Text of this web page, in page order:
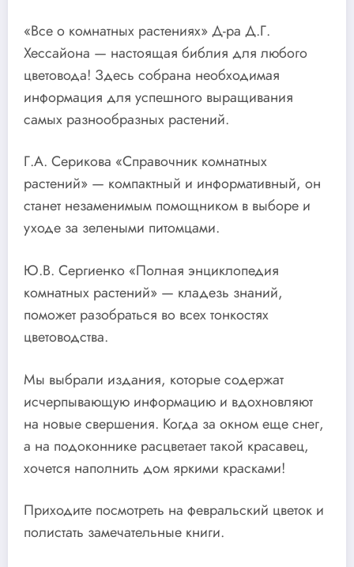
«Все о комнатных растениях» Д-ра Д.Г.
Хессайона — настоящая библия для любого
цветовода! Здесь собрана необходимая
информация для успешного выращивания
самых разнообразных растений.
Г.А. Серикова «Справочник комнатных
растений» — компактный и информативный, он
станет незаменимым помощником в выборе и
уходе за зелеными питомцами.
Ю.В. Сергиенко «Полная энциклопедия
комнатных растений» — кладезь знаний,
поможет разобраться во всех тонкостях
цветоводства.
Мы выбрали издания, которые содержат
исчерпывающую информацию и вдохновляют
на новые свершения. Когда за окном еще снег,
а на подоконнике расцветает такой красавец,
хочется наполнить дом яркими красками!
Приходите посмотреть на февральский цветок и
полистать замечательные книги.